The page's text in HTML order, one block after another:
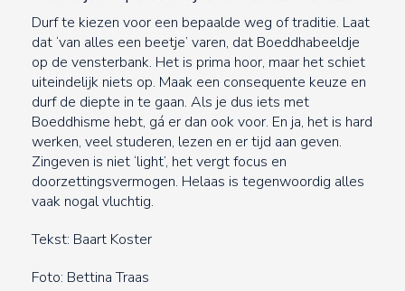
Durf te kiezen voor een bepaalde weg of traditie. Laat
dat ‘van alles een beetje’ varen, dat Boeddhabeeldje
op de vensterbank. Het is prima hoor, maar het schiet
uiteindelijk niets op. Maak een consequente keuze en
durf de diepte in te gaan. Als je dus iets met
Boeddhisme hebt, gá er dan ook voor. En ja, het is hard
werken, veel studeren, lezen en er tijd aan geven.
Zingeven is niet ‘light’, het vergt focus en
doorzettingsvermogen. Helaas is tegenwoordig alles
vaak nogal vluchtig.
Tekst: Baart Koster
Foto: Bettina Traas